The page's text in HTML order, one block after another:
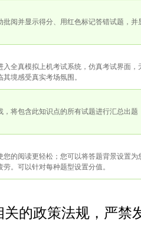
批阅并显示得分、用红色标记答错试题，并
入全真模拟上机考试系统，仿真考试界面，
境感受真实考场氛围。
，将包含此知识点的所有试题进行汇总出题
您的阅读更轻松；您可以将答题背景设置为
。可以针对每种题型设置分值。
的政策法规，严禁